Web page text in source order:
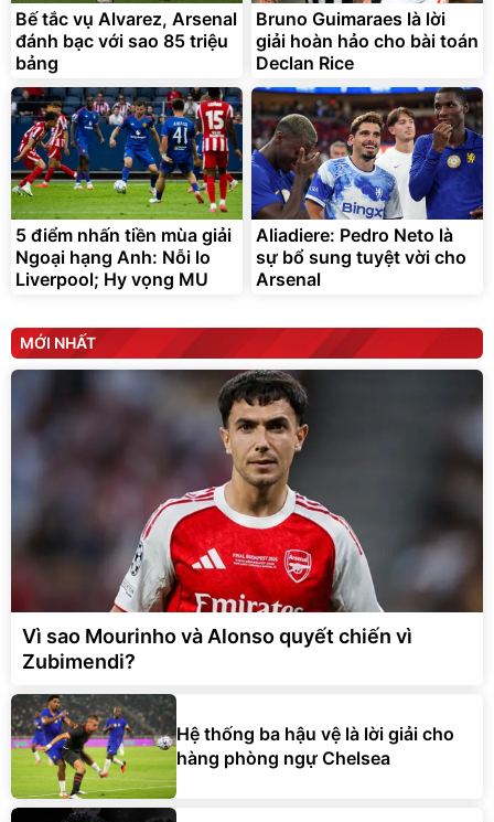
Đã bán nhiều Đang xem nhiều
G-FORCE VIETNA
Bế tắc vụ Alvarez, Arsenal
đánh bạc với sao 85 triệu
bảng
Bruno Guimaraes là lời
giải hoàn hảo cho bài toán
Declan Rice
5 điểm nhấn tiền mùa giải
Ngoại hạng Anh: Nỗi lo
Liverpool; Hy vọng MU
Aliadiere: Pedro Neto là
sự bổ sung tuyệt vời cho
Arsenal
MỚI NHẤT
Vì sao Mourinho và Alonso quyết chiến vì
Zubimendi?
Hệ thống ba hậu vệ là lời giải cho
hàng phòng ngự Chelsea